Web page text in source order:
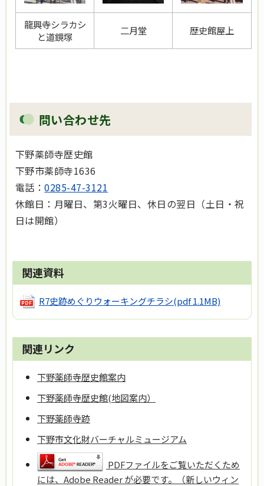
龍興寺シラカシ
と道鏡塚
二月堂 歴史館屋上
問い合わせ先
下野薬師寺歴史館
下野市薬師寺1636
電話：0285-47-3121
休館日：月曜日、第3火曜日、休日の翌日（土日・祝
日は開館）
関連資料
R7史跡めぐりウォーキングチラシ(pdf 1.1MB)
関連リンク
下野薬師寺歴史館案内
下野薬師寺歴史館(地図案内）
下野薬師寺跡
下野市文化財バーチャルミュージアム
PDFファイルをご覧いただくため
には、Adobe Reader が必要です。（新しいウィン